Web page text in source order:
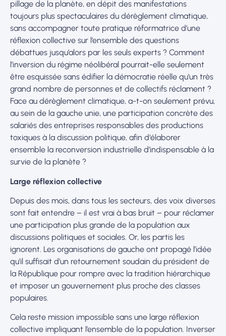
pillage de la planète, en dépit des manifestations
toujours plus spectaculaires du dérèglement climatique,
sans accompagner toute pratique réformatrice d’une
réflexion collective sur l’ensemble des questions
débattues jusqu’alors par les seuls experts ? Comment
l’inversion du régime néolibéral pourrait-elle seulement
être esquissée sans édifier la démocratie réelle qu’un très
grand nombre de personnes et de collectifs réclament ?
Face au dérèglement climatique, a-t-on seulement prévu,
au sein de la gauche unie, une participation concrète des
salariés des entreprises responsables des productions
toxiques à la discussion politique, afin d‘élaborer
ensemble la reconversion industrielle d’indispensable à la
survie de la planète ?
Large réflexion collective
Depuis des mois, dans tous les secteurs, des voix diverses
sont fait entendre – il est vrai à bas bruit – pour réclamer
une participation plus grande de la population aux
discussions politiques et sociales. Or, les partis les
ignorent. Les organisations de gauche ont propagé l’idée
qu’il suffisait d’un retournement soudain du président de
la République pour rompre avec la tradition hiérarchique
et imposer un gouvernement plus proche des classes
populaires.
Cela reste mission impossible sans une large réflexion
collective impliquant l’ensemble de la population. Inverser